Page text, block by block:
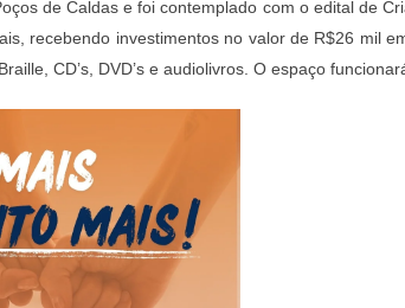
de Caldas e foi contemplado com o edital de
recebendo investimentos no valor de R$26 mil
CD’s, DVD’s e audiolivros. O espaço